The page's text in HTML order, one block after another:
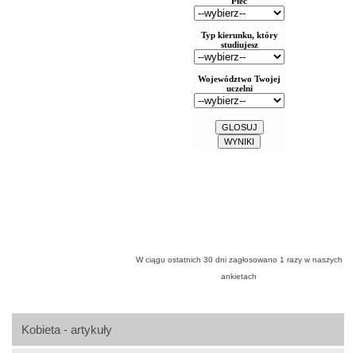
Kobieta - artykuły
W ciągu ostatnich 30 dni zagłosowano 1 razy w naszych
ankietach